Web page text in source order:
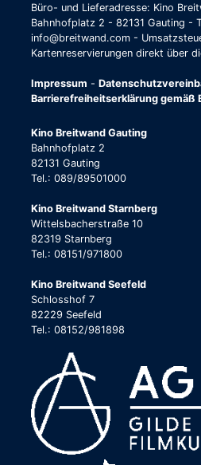
Büro- und Lieferadresse: Kino
Bahnhofplatz 2 - 82131 Gauting -
info@breitwand.com -
Kartenreservierungen direkt über
Impressum -
Barrierefreiheitserklärung gemäß
Kino Breitwand Gauting
Bahnhofplatz 2
82131 Gauting
Tel.: 089/89501000
Kino Breitwand Starnberg
Wittelsbacherstraße 10
82319 Starnberg
Tel.: 08151/971800
Kino Breitwand Seefeld
Schlosshof 7
82229 Seefeld
Tel.: 08152/981898